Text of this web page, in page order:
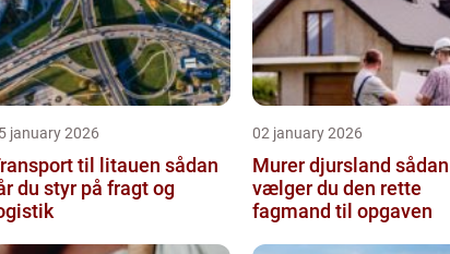
january 2026
til litauen sådan
du styr på fragt og
02 january 2026
Murer djursland sådan
vælger du den rette
fagmand til opgaven